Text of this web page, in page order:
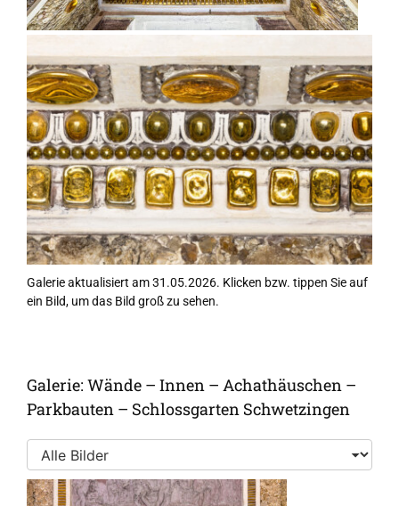
Galerie aktualisiert am 31.05.2026. Klicken bzw. tippen Sie auf
ein Bild, um das Bild groß zu sehen.
Galerie: Wände – Innen – Achathäuschen –
Parkbauten – Schlossgarten Schwetzingen